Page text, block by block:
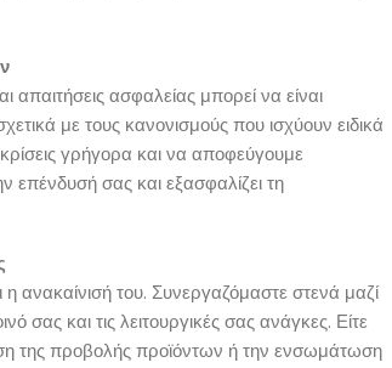
ασφαλείας μπορεί να είναι
με τους κανονισμούς που ισχύουν ειδικά
γρήγορα και να αποφεύγουμε
επένδυσή σας και εξασφαλίζει τη
η ανακαίνισή του. Συνεργαζόμαστε στενά μαζί
σας και τις λειτουργικές σας ανάγκες. Είτε
της προβολής προϊόντων ή την ενσωμάτωση